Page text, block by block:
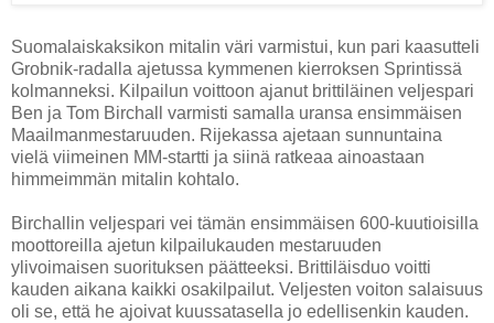
Suomalaiskaksikon mitalin väri varmistui, kun pari kaasutteli
Grobnik-radalla ajetussa kymmenen kierroksen Sprintissä
kolmanneksi. Kilpailun voittoon ajanut brittiläinen veljespari
Ben ja Tom Birchall varmisti samalla uransa ensimmäisen
Maailmanmestaruuden. Rijekassa ajetaan sunnuntaina
vielä viimeinen MM-startti ja siinä ratkeaa ainoastaan
himmeimmän mitalin kohtalo.
Birchallin veljespari vei tämän ensimmäisen 600-kuutioisilla
moottoreilla ajetun kilpailukauden mestaruuden
ylivoimaisen suorituksen päätteeksi. Brittiläisduo voitti
kauden aikana kaikki osakilpailut. Veljesten voiton salaisuus
oli se, että he ajoivat kuussatasella jo edellisenkin kauden.